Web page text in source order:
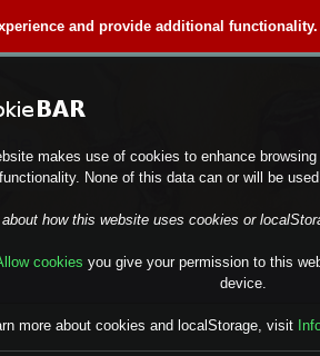
makes use of cookies to enhance
functionality. None of this data can or will be
about how this website uses cookies or
cookies you give your permission to this
device.
more about cookies and localStorage, visit
and provide additional functionality.